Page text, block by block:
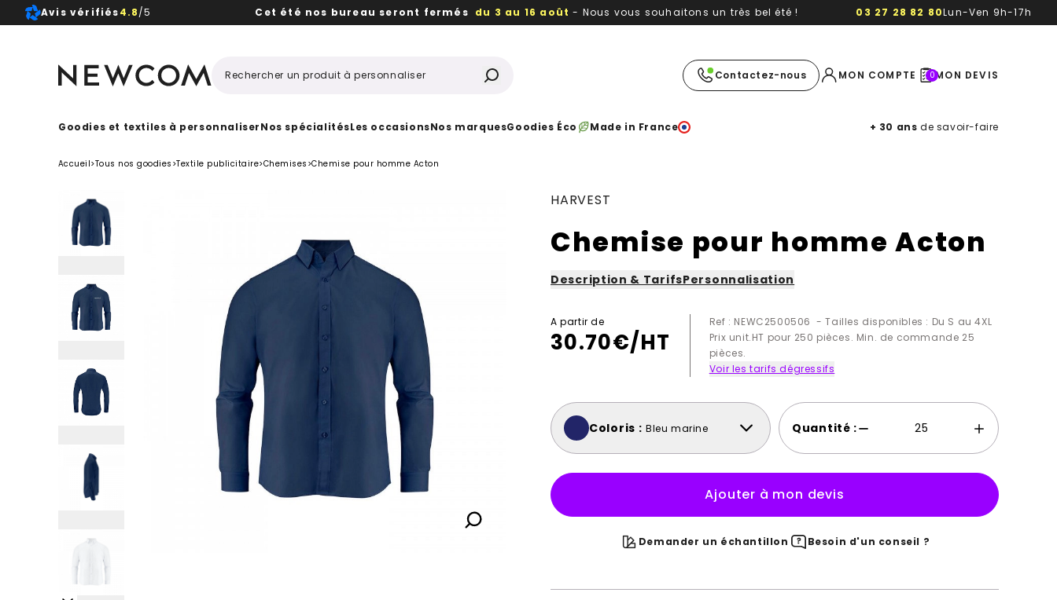
Avis vérifiés4.8/5 Cet été nos bureau seront fermés du 3 au 16 août - Nous vous souhaitons un très bel été !
03 27 28 82 80Lun-Ven 9h-17h
Contactez-nous MON COMPTE 0MON DEVIS
Goodies et textiles à personnaliserNos spécialitésLes occasionsNos marquesGoodies Éco Made in France + 30 ans de savoir-faire
Accueil>Tous nos goodies >Textile publicitaire>Chemises >Chemise pour homme Acton
HARVEST
Chemise pour homme Acton
Description & TarifsPersonnalisation
A partir de
30.70€/HT
Ref : NEWC2500506 - Tailles disponibles : Du S au 4XL
Prix unit.HT pour 250 pièces. Min. de commande 25
pièces.
Voir les tarifs dégressifs
Coloris : Bleu marine Quantité :
Ajouter à mon devis
Demander un échantillon Besoin d'un conseil ?